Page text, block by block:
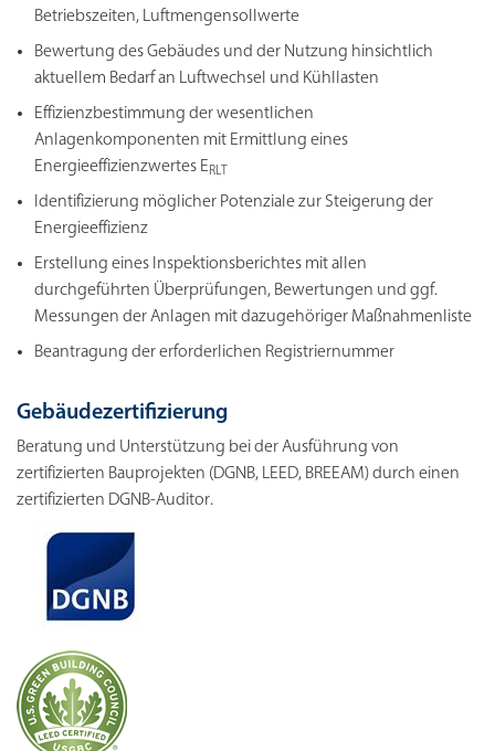
Betriebszeiten, Luftmengensollwerte
Bewertung des Gebäudes und der Nutzung hinsichtlich
aktuellem Bedarf an Luftwechsel und Kühllasten
Effizienzbestimmung der wesentlichen
Anlagenkomponenten mit Ermittlung eines
Energieeffizienzwertes ERLT
Identifizierung möglicher Potenziale zur Steigerung der
Energieeffizienz
Erstellung eines Inspektionsberichtes mit allen
durchgeführten Überprüfungen, Bewertungen und ggf.
Messungen der Anlagen mit dazugehöriger Maßnahmenliste
Beantragung der erforderlichen Registriernummer
Gebäudezertifizierung
Beratung und Unterstützung bei der Ausführung von
zertifizierten Bauprojekten (DGNB, LEED, BREEAM) durch einen
zertifizierten DGNB-Auditor.